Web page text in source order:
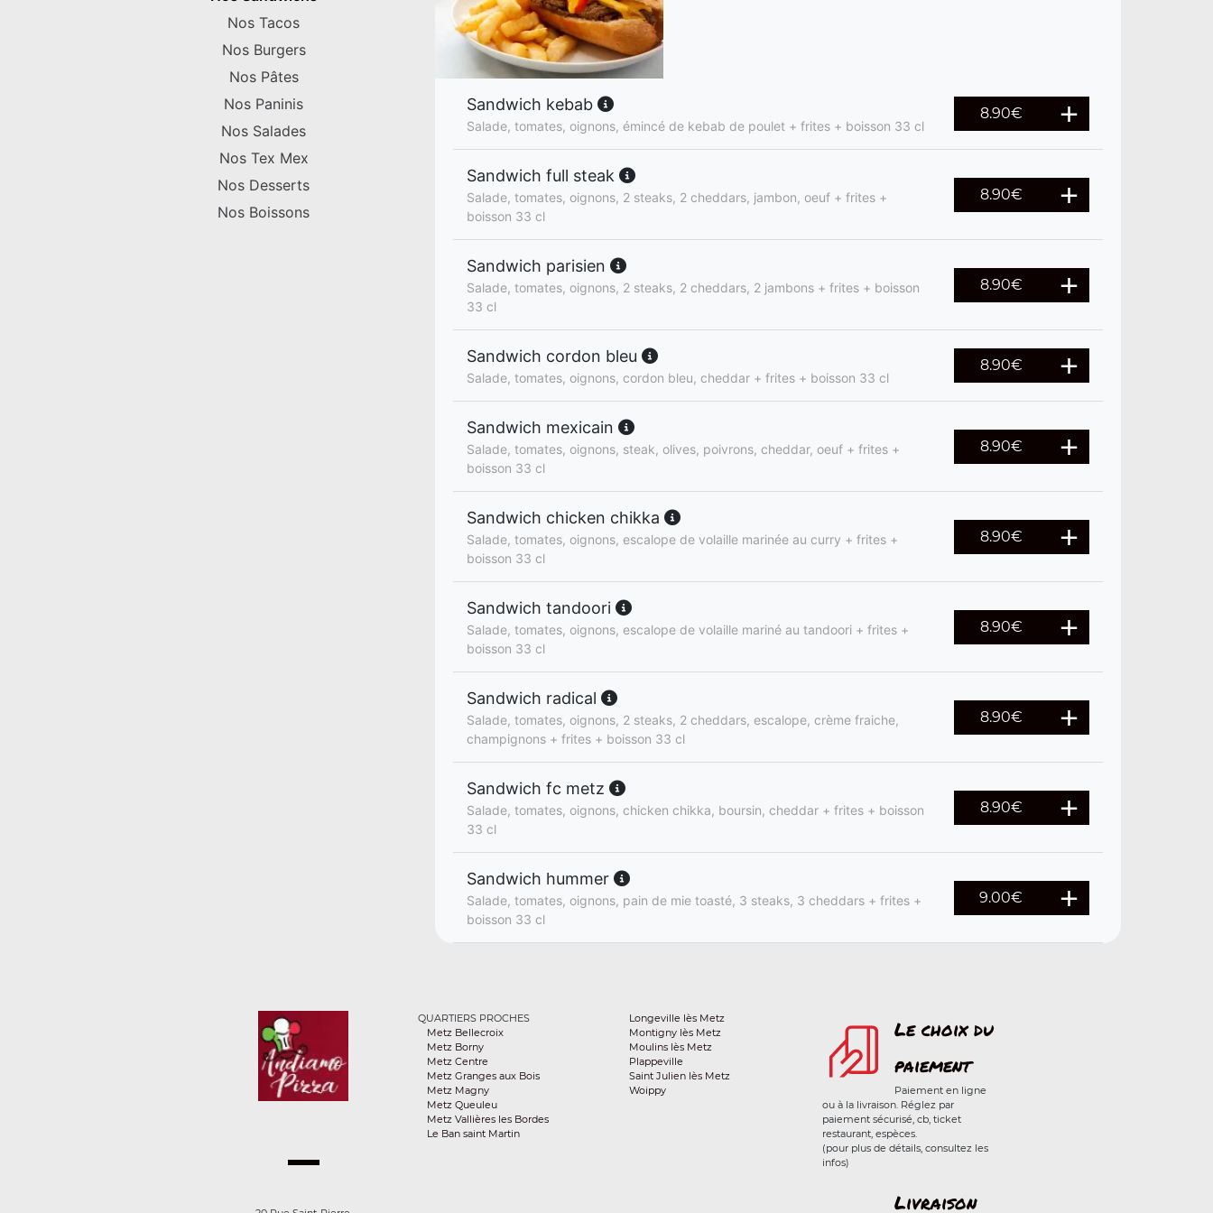
Nos Tacos
Nos Burgers
Nos Pâtes
Nos Paninis
Nos Salades
Nos Tex Mex
Nos Desserts
Nos Boissons
Sandwich kebab
Salade, tomates, oignons, émincé de kebab de poulet + frites + boisson 33 cl
8.90€
Sandwich full steak
Salade, tomates, oignons, 2 steaks, 2 cheddars, jambon, oeuf + frites +
boisson 33 cl
8.90€
Sandwich parisien
Salade, tomates, oignons, 2 steaks, 2 cheddars, 2 jambons + frites + boisson
33 cl
8.90€
Sandwich cordon bleu
Salade, tomates, oignons, cordon bleu, cheddar + frites + boisson 33 cl
8.90€
Sandwich mexicain
Salade, tomates, oignons, steak, olives, poivrons, cheddar, oeuf + frites +
boisson 33 cl
8.90€
Sandwich chicken chikka
Salade, tomates, oignons, escalope de volaille marinée au curry + frites +
boisson 33 cl
8.90€
Sandwich tandoori
Salade, tomates, oignons, escalope de volaille mariné au tandoori + frites +
boisson 33 cl
8.90€
Sandwich radical
Salade, tomates, oignons, 2 steaks, 2 cheddars, escalope, crème fraiche,
champignons + frites + boisson 33 cl
8.90€
Sandwich fc metz
Salade, tomates, oignons, chicken chikka, boursin, cheddar + frites + boisson
33 cl
8.90€
Sandwich hummer
Salade, tomates, oignons, pain de mie toasté, 3 steaks, 3 cheddars + frites +
boisson 33 cl
9.00€
QUARTIERS PROCHES
Metz Bellecroix
Metz Borny
Metz Centre
Metz Granges aux Bois
Metz Magny
Metz Queuleu
Metz Vallières les Bordes
Le Ban saint Martin
Longeville lès Metz
Montigny lès Metz
Moulins lès Metz
Plappeville
Saint Julien lès Metz
Woippy
Le choix du
paiement
Paiement en ligne
ou à la livraison. Réglez par
paiement sécurisé, cb, ticket
restaurant, espèces.
(pour plus de détails, consultez les
infos)
Livraison